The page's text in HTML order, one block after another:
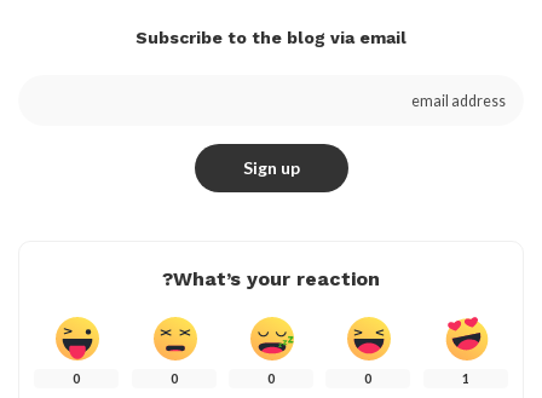
Subscribe to the blog via email
What’s your reaction?
1
0
0
0
0